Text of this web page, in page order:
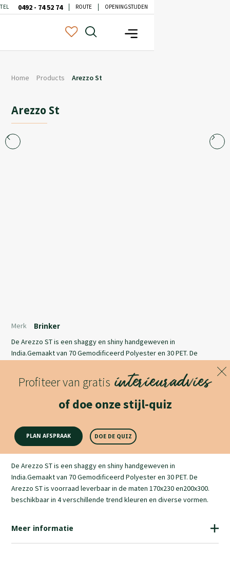
TEL 0492 - 74 52 74 ROUTE OPENINGSTIJDEN
Home Products Arezzo St
Arezzo St
De Arezzo ST is een shaggy en shiny handgeweven in
India.Gemaakt van 70 Gemodificeerd Polyester en 30 PET. De
beschikbaar in 4 verschillende trend kleuren en diverse vormen.
Lees meer
Merk Brinker
Profiteer van gratis interieuradvies
of doe onze stijl-quiz
PLAN AFSPRAAK DOE DE QUIZ
Productomschrijving
De Arezzo ST is een shaggy en shiny handgeweven in
India.Gemaakt van 70 Gemodificeerd Polyester en 30 PET. De
Arezzo ST is voorraad leverbaar in de maten 170x230 en200x300.
beschikbaar in 4 verschillende trend kleuren en diverse vormen.
Meer informatie